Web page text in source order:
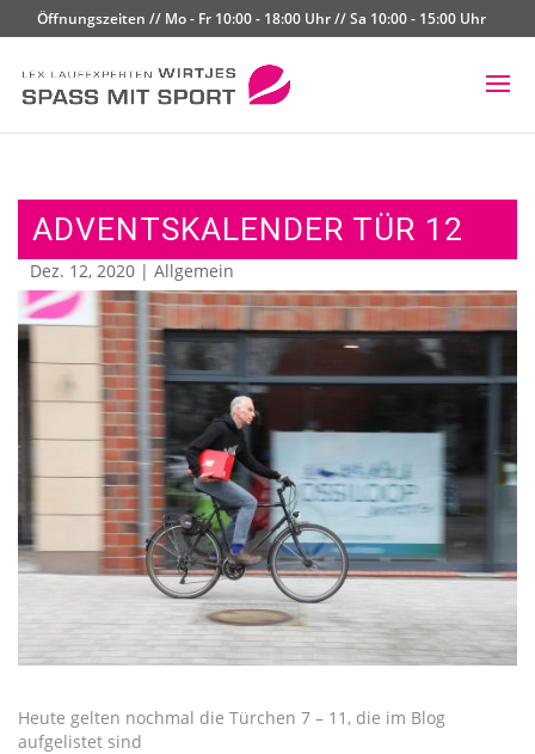
Öffnungszeiten // Mo - Fr 10:00 - 18:00 Uhr // Sa 10:00 - 15:00 Uhr
ADVENTSKALENDER TÜR 12
Dez. 12, 2020 | Allgemein
Heute gelten nochmal die Türchen 7 – 11, die im Blog
aufgelistet sind